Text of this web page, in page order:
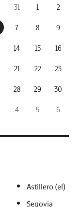
31 1 2
7 8 9
14 15 16
21 22 23
28 29 30
4 5 6
Astillero (el)
Segovia